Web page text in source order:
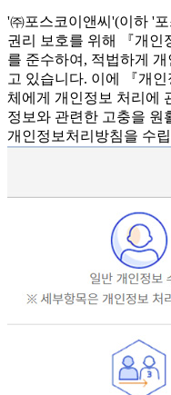
'㈜포스코이앤씨'(이하 '
권리 보호를 위해 『개인
를 준수하여, 적법하게
고 있습니다. 이에 『개
체에게 개인정보 처리에
정보와 관련한 고충을 원
개인정보처리방침을 수